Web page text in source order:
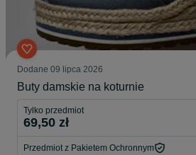
Dodane 09 lipca 2026
Buty damskie na koturnie
Tylko przedmiot
69,50 zł
Przedmiot z Pakietem Ochronnym